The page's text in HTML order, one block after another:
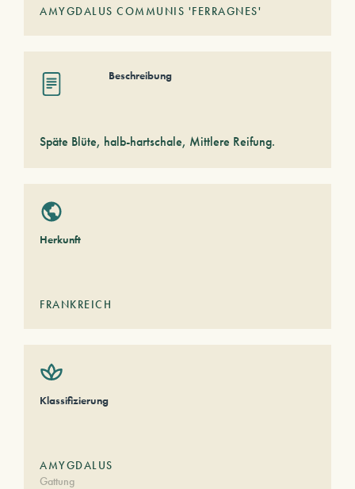
AMYGDALUS COMMUNIS 'FERRAGNES'
Beschreibung
Späte Blüte, halb-hartschale, Mittlere Reifung.
Herkunft
FRANKREICH
Klassifizierung
AMYGDALUS
Gattung